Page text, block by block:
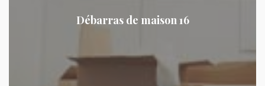
Débarras de maison 16